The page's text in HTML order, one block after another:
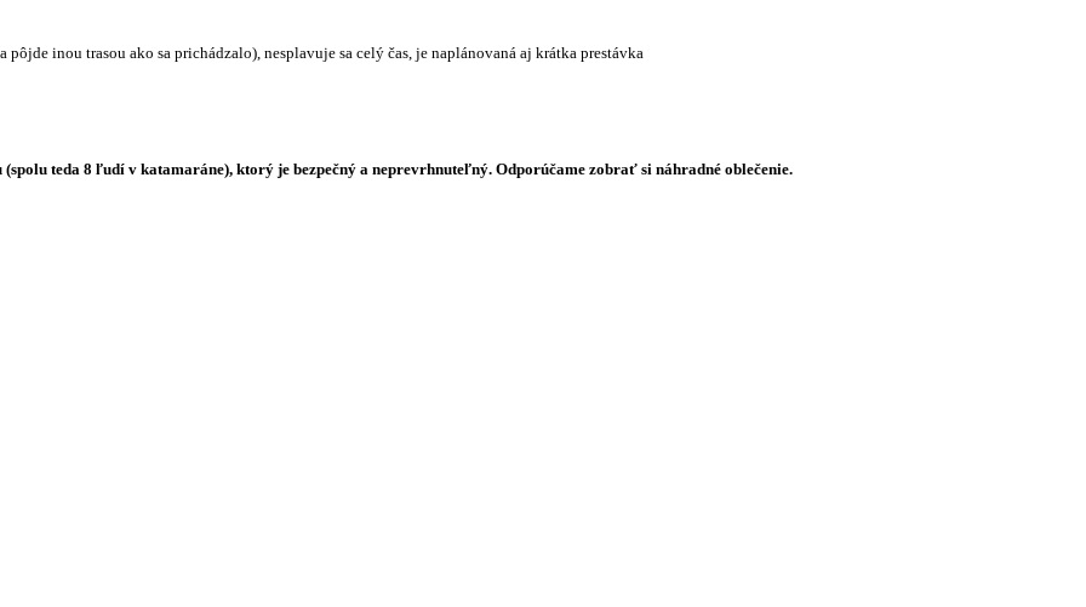
inou trasou ako sa prichádzalo), nesplavuje sa celý čas, je naplánovaná aj krátka prestávka
teda 8 ľudí v katamaráne), ktorý je bezpečný a neprevrhnuteľný. Odporúčame zobrať si náhradné oblečenie.